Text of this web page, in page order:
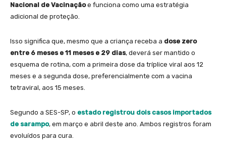
Nacional de Vacinaçãoe funciona como uma estratégia
adicional de proteção.
Isso significa que, mesmo que a criança receba a dose zero
entre 6 meses e 11 meses e 29 dias, deverá ser mantido o
esquema de rotina, com a primeira dose da tríplice viral aos 12
meses e a segunda dose, preferencialmente com a vacina
tetraviral, aos 15 meses.
Segundo a SES-SP, o estado registrou dois casos importados
de sarampo, em março e abril deste ano. Ambos registros foram
evoluídos para cura.